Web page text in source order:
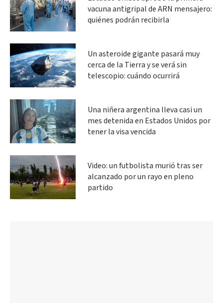
vacuna antigripal de ARN mensajero:
quiénes podrán recibirla
Un asteroide gigante pasará muy
cerca de la Tierra y se verá sin
telescopio: cuándo ocurrirá
Una niñera argentina lleva casi un
mes detenida en Estados Unidos por
tener la visa vencida
Video: un futbolista murió tras ser
alcanzado por un rayo en pleno
partido